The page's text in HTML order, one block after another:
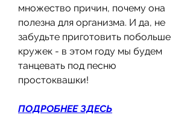
множество причин, почему она
полезна для организма. И да, не
забудьте приготовить побольше
кружек - в этом году мы будем
танцевать под песню
простоквашки!
ПОДРОБНЕЕ ЗДЕСЬ